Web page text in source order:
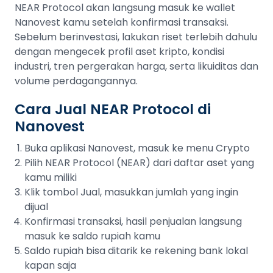
NEAR Protocol akan langsung masuk ke wallet
Nanovest kamu setelah konfirmasi transaksi.
Sebelum berinvestasi, lakukan riset terlebih dahulu
dengan mengecek profil aset kripto, kondisi
industri, tren pergerakan harga, serta likuiditas dan
volume perdagangannya.
Cara Jual NEAR Protocol di
Nanovest
Buka aplikasi Nanovest, masuk ke menu Crypto
Pilih NEAR Protocol (NEAR) dari daftar aset yang
kamu miliki
Klik tombol Jual, masukkan jumlah yang ingin
dijual
Konfirmasi transaksi, hasil penjualan langsung
masuk ke saldo rupiah kamu
Saldo rupiah bisa ditarik ke rekening bank lokal
kapan saja